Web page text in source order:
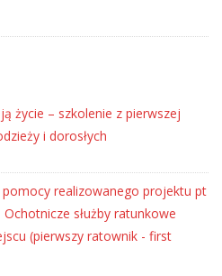
życie – szkolenie z pierwszej
i dorosłych
pomocy realizowanego projektu pt
służby ratunkowe
(pierwszy ratownik - first